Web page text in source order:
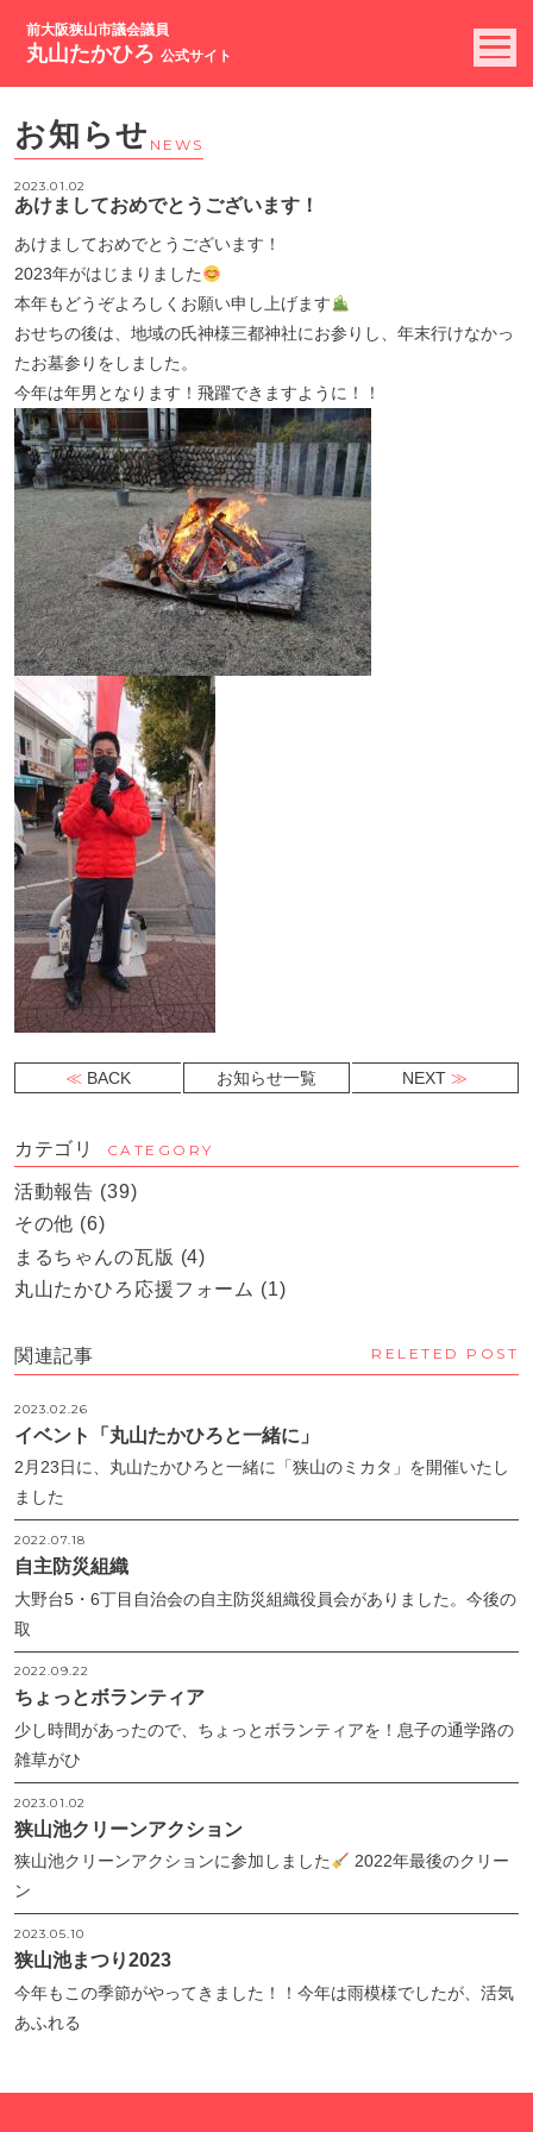
前大阪狭山市議会議員
丸山たかひろ公式サイト
お知らせ NEWS
2023.01.02
あけましておめでとうございます！
あけましておめでとうございます！
2023年がはじまりました
本年もどうぞよろしくお願い申し上げます
おせちの後は、地域の氏神様三都神社にお参りし、年末行けなかっ
たお墓参りをしました。
今年は年男となります！飛躍できますように！！
NEXT
お知らせ一覧
BACK
カテゴリ CATEGORY
活動報告 (39)
その他 (6)
まるちゃんの瓦版 (4)
丸山たかひろ応援フォーム (1)
関連記事 RELETED POST
2023.02.26
イベント「丸山たかひろと一緒に」
2月23日に、丸山たかひろと一緒に「狭山のミカタ」を開催いたし
ました
2022.07.18
自主防災組織
大野台5・6丁目自治会の自主防災組織役員会がありました。今後の
取
2022.09.22
ちょっとボランティア
少し時間があったので、ちょっとボランティアを！息子の通学路の
雑草がひ
2023.01.02
狭山池クリーンアクション
狭山池クリーンアクションに参加しました
2022年最後のクリー
ン
2023.05.10
狭山池まつり2023
今年もこの季節がやってきました！！今年は雨模様でしたが、活気
あふれる